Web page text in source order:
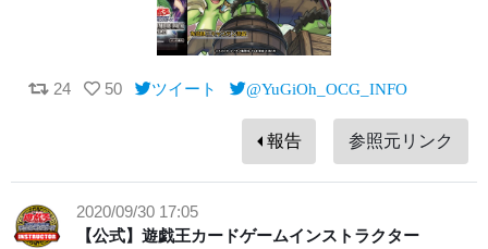
24 50 ツイート @YuGiOh_OCG_INFO
報告 参照元リンク
2020/09/30 17:05
【公式】遊戯王カードゲームインストラクター